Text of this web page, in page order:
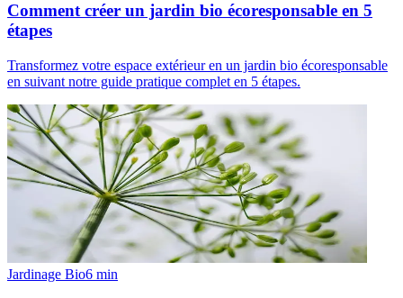
Comment créer un jardin bio écoresponsable en 5
étapes
Transformez votre espace extérieur en un jardin bio écoresponsable
en suivant notre guide pratique complet en 5 étapes.
Jardinage Bio6 min